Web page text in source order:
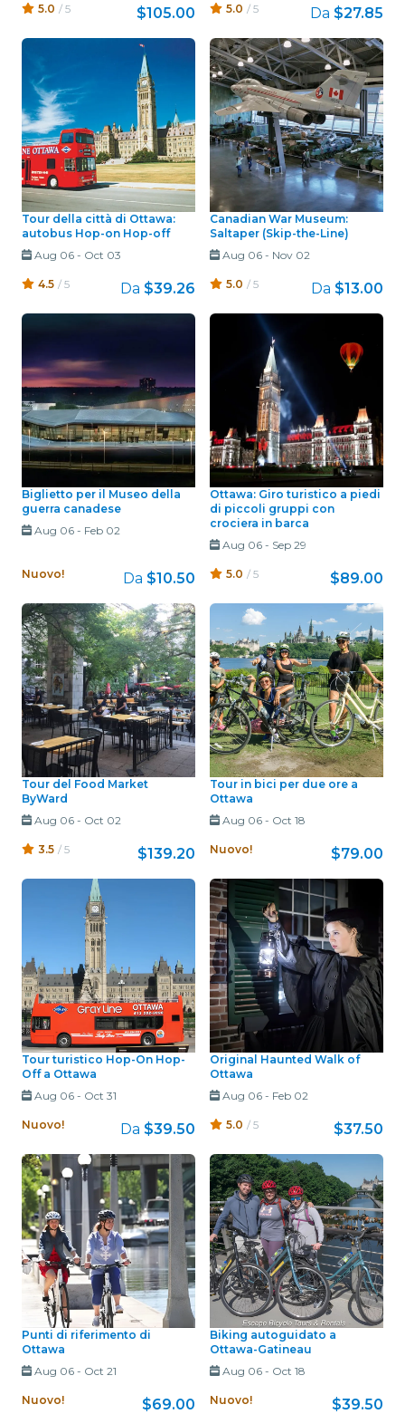
5.0 / 5 $105.00 5.0 / 5 Da $27.85
Tour della città di Ottawa:
autobus Hop-on Hop-off
Aug 06- Oct 03
4.5 / 5 Da $39.26
Canadian War Museum:
Saltaper (Skip-the-Line)
Aug 06- Nov 02
5.0 / 5 Da $13.00
Biglietto per il Museo della
guerra canadese
Aug 06- Feb 02
Nuovo! Da $10.50
Ottawa: Giro turistico a piedi
di piccoli gruppi con
crociera in barca
Aug 06- Sep 29
5.0 / 5 $89.00
Tour del Food Market
ByWard
Aug 06- Oct 02
3.5 / 5 $139.20
Tour in bici per due ore a
Ottawa
Aug 06- Oct 18
Nuovo! $79.00
Tour turistico Hop-On Hop-
Off a Ottawa
Aug 06- Oct 31
Nuovo! Da $39.50
Original Haunted Walk of
Ottawa
Aug 06- Feb 02
5.0 / 5 $37.50
Punti di riferimento di
Ottawa
Aug 06- Oct 21
Nuovo! $69.00
Biking autoguidato a
Ottawa-Gatineau
Aug 06- Oct 18
Nuovo! $39.50